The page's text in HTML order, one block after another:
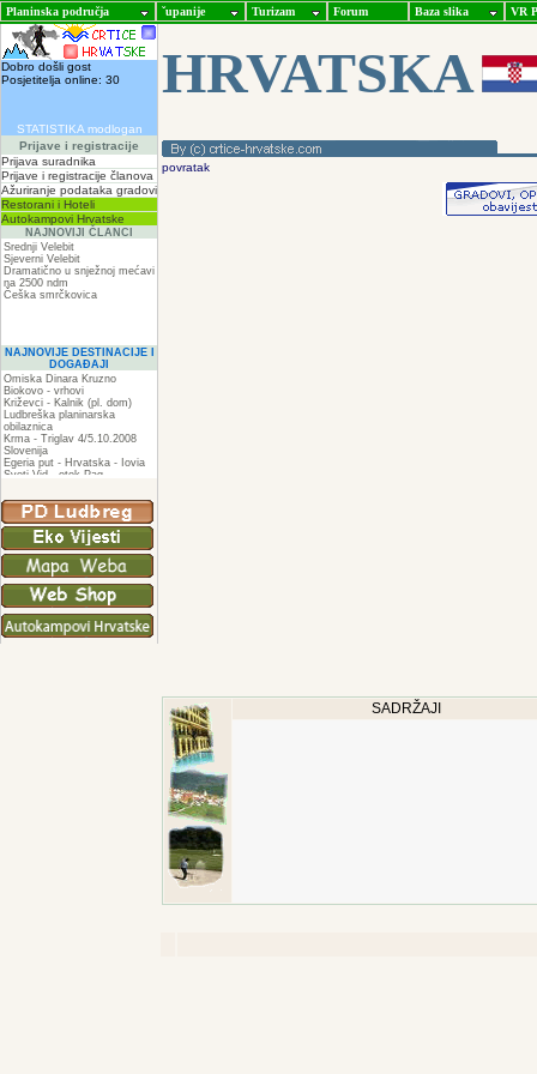
Planinska područja ˇupanije Turizam Forum Baza slika VR
Dobro došli gost
Posjetitelja online: 30
STATISTIKA modlogan
Prijave i registracije
Prijava suradnika
Prijave i registracije članova
Ažuriranje podataka gradovi
Restorani i Hoteli
Autokampovi Hrvatske
NAJNOVIJI ČLANCI
Srednji Velebit
Sjeverni Velebit
Dramatično u snježnoj mećavi
na 2500 ndm
Češka smrčkovica
NAJNOVIJE DESTINACIJE I
DOGAĐAJI
Omiska Dinara Kruzno
Biokovo - vrhovi
Križevci - Kalnik (pl. dom)
Ludbreška planinarska
obilaznica
Krma - Triglav 4/5.10.2008
Slovenija
Egeria put - Hrvatska - Iovia
Sveti Vid - otok Pag
ZIR
Podkilavac-Mudna dol-Hahlići-
Kolac-Podki
HRVATSKA
povratak
SADRŽAJI